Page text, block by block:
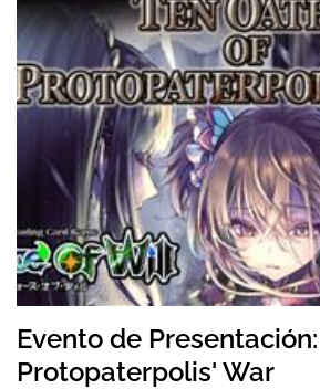
Evento de
Protopaterpolis' War